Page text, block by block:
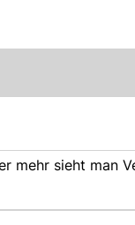
mehr sieht man